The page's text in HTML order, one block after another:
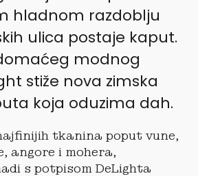
hladnom razdoblju
ulica postaje kaput.
modnog
stiže nova zimska
koja oduzima dah.
tkanina poput vune,
angore i mohera,
s potpisom DeLighta